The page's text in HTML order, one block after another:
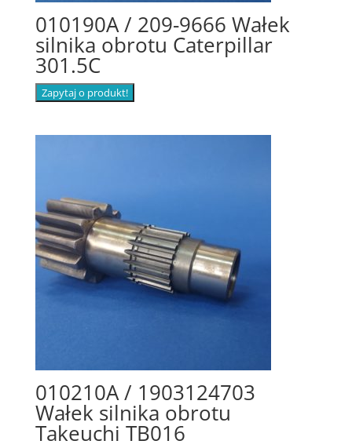
010190A / 209-9666 Wałek
silnika obrotu Caterpillar
301.5C
Zapytaj o produkt!
010210A / 1903124703
Wałek silnika obrotu
Takeuchi TB016